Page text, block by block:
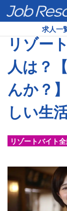
求人一
HOME コラム
リゾー
人は？
んか？
しい生
リゾートバイト